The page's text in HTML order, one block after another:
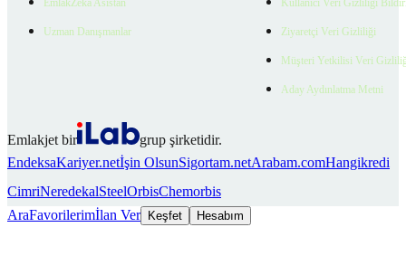
EmlakZeka Asistan
Uzman Danışmanlar
Kullanıcı Veri Gizliliği
Ziyaretçi Veri Gizliliği
Müşteri Yetkilisi Veri
Aday Aydınlatma Metni
Emlakjet bir
grup şirketidir.
EndeksaKariyer.netİşin OlsunSigortam.netArabam.comHangikredi
CimriNeredekalSteelOrbisChemorbis
AraFavorilerimİlan Ver Keşfet Hesabım